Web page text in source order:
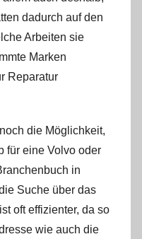
dadurch auf den
Arbeiten sie
Marken
Reparatur
die Möglichkeit,
für eine Volvo oder
in
Suche über das
oft effizienter, da so
wie auch die